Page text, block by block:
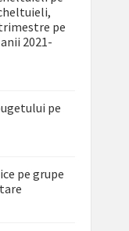
pe
2021-
pe
pe grupe